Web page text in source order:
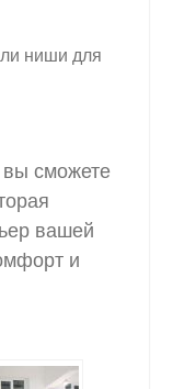
ниши для
сможете
вашей
и